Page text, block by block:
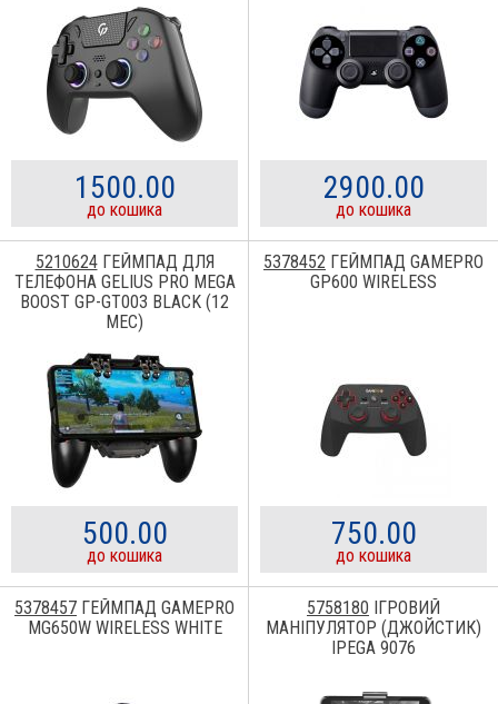
1500.00
до кошика
2900.00
до кошика
5210624ГЕЙМПАД ДЛЯ
ТЕЛЕФОНА GELIUS PRO MEGA
BOOST GP-GT003 BLACK (12
МЕС)
500.00
до кошика
5378452 ГЕЙМПАД GAMEPRO
GP600 WIRELESS
750.00
до кошика
5378457 ГЕЙМПАД GAMEPRO
MG650W WIRELESS WHITE
5758180 ІГРОВИЙ
МАНІПУЛЯТОР (ДЖОЙСТИК)
IPEGA 9076